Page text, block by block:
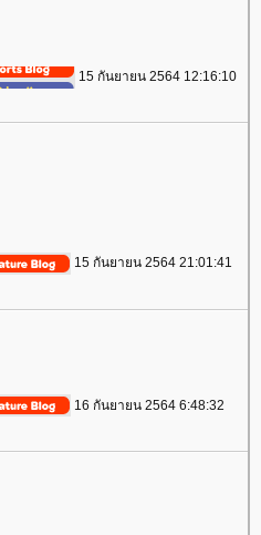
15 กันยายน 2564 12:16:10
15 กันยายน 2564 21:01:41
16 กันยายน 2564 6:48:32